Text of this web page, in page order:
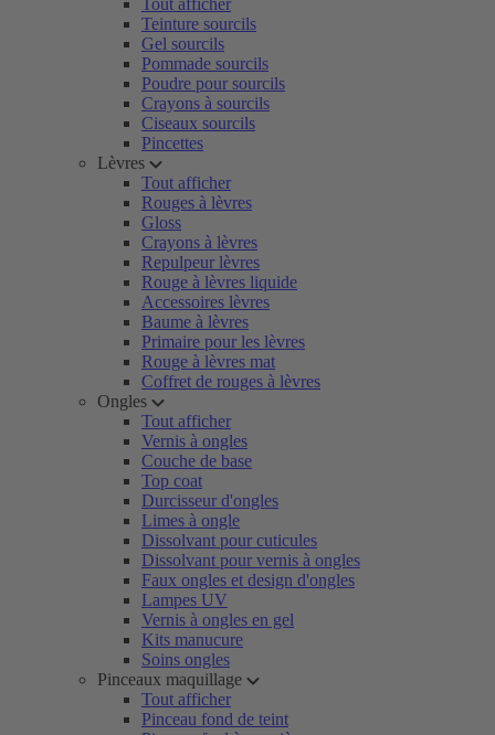
Tout afficher
Teinture sourcils
Gel sourcils
Pommade sourcils
Poudre pour sourcils
Crayons à sourcils
Ciseaux sourcils
Pincettes
Lèvres
Tout afficher
Rouges à lèvres
Gloss
Crayons à lèvres
Repulpeur lèvres
Rouge à lèvres liquide
Accessoires lèvres
Baume à lèvres
Primaire pour les lèvres
Rouge à lèvres mat
Coffret de rouges à lèvres
Ongles
Tout afficher
Vernis à ongles
Couche de base
Top coat
Durcisseur d'ongles
Limes à ongle
Dissolvant pour cuticules
Dissolvant pour vernis à ongles
Faux ongles et design d'ongles
Lampes UV
Vernis à ongles en gel
Kits manucure
Soins ongles
Pinceaux maquillage
Tout afficher
Pinceau fond de teint